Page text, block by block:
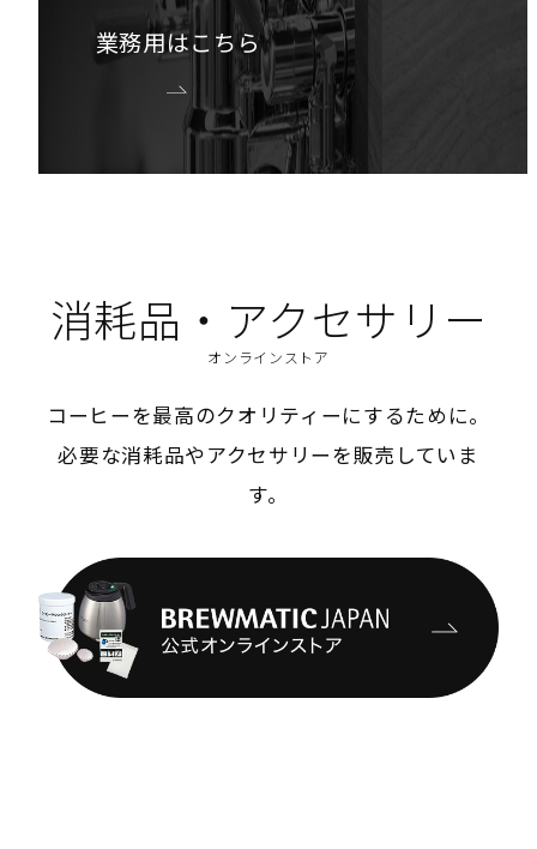
業務用はこちら
消耗品・アクセサリー
オンラインストア
コーヒーを最高のクオリティーにするために。
必要な消耗品やアクセサリーを販売していま
す。